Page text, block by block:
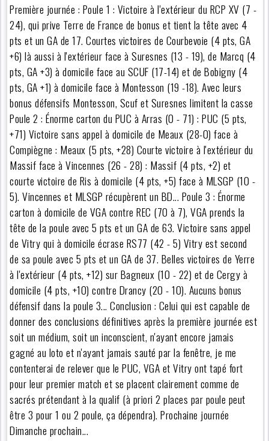
Première journée : Poule 1 : Victoire à l'extérieur du RCP XV (7 -
24), qui prive Terre de France de bonus et tient la tête avec 4
pts et un GA de 17. Courtes victoires de Courbevoie (4 pts, GA
+6) là aussi à l'extérieur face à Suresnes (13 - 19), de Marcq (4
pts, GA +3) à domicile face au SCUF (17-14) et de Bobigny (4
pts, GA +1) à domicile face à Montesson (19 -18). Avec leurs
bonus défensifs Montesson, Scuf et Suresnes limitent la casse
Poule 2 : Énorme carton du PUC à Arras (0 - 71) : PUC (5 pts,
+71) Victoire sans appel à domicile de Meaux (28-0) face à
Compiègne : Meaux (5 pts, +28) Courte victoire à l'extérieur du
Massif face à Vincennes (26 - 28) : Massif (4 pts, +2) et
courte victoire de Ris à domicile (4 pts, +5) face à MLSGP (10 -
5). Vincennes et MLSGP récupèrent un BD... Poule 3 : Énorme
carton à domicile de VGA contre REC (70 à 7), VGA prends la
tête de la poule avec 5 pts et un GA de 63. Victoire sans appel
de Vitry qui à domicile écrase RS77 (42 - 5) Vitry est second
de sa poule avec 5 pts et un GA de 37. Belles victoires de Yerre
à l'extérieur (4 pts, +12) sur Bagneux (10 - 22) et de Cergy à
domicile (4 pts, +10) contre Drancy (20 - 10). Aucuns bonus
défensif dans la poule 3... Conclusion : Celui qui est capable de
donner des conclusions définitives après la première journée est
soit un médium, soit un inconscient, n'ayant encore jamais
gagné au loto et n'ayant jamais sauté par la fenêtre, je me
contenterai de relever que le PUC, VGA et Vitry ont tapé fort
pour leur premier match et se placent clairement comme de
sacrés prétendant à la qualif (à priori 2 places par poule peut
être 3 pour 1 ou 2 poule, ça dépendra). Prochaine journée
Dimanche prochain...